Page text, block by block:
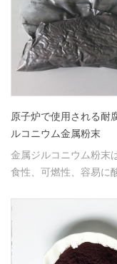
原子炉で使用される耐
ルコニウム金属粉末
金属ジルコニウム粉末
食性、可燃性、容易に
る。